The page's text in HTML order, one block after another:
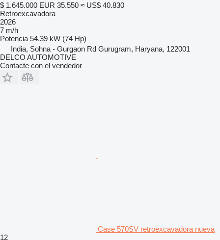
$ 1.645.000 EUR 35.550 ≈ US$ 40.830
Retroexcavadora
2026
7 m/h
Potencia 54.39 kW (74 Hp)
India, Sohna - Gurgaon Rd Gurugram, Haryana, 122001
DELCO AUTOMOTIVE
Contacte con el vendedor
Case 570SV retroexcavadora nueva
12